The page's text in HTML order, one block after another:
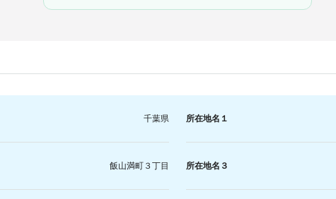
千葉県 所在地名１
飯山満町３丁目 所在地名３